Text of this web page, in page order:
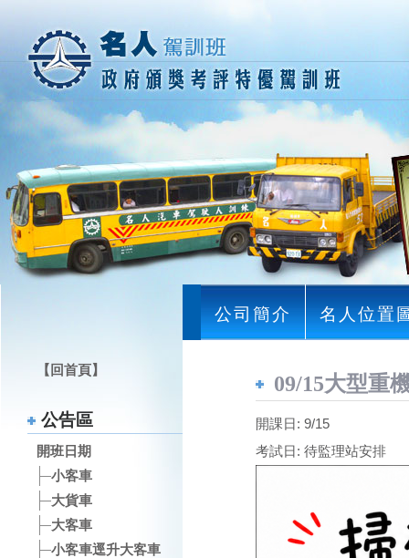
公司簡介 名人位置
09/15大型重
開課日: 9/15
考試日: 待監理站安排
【回首頁】
公告區
開班日期
小客車
大貨車
大客車
小客車逕升大客車